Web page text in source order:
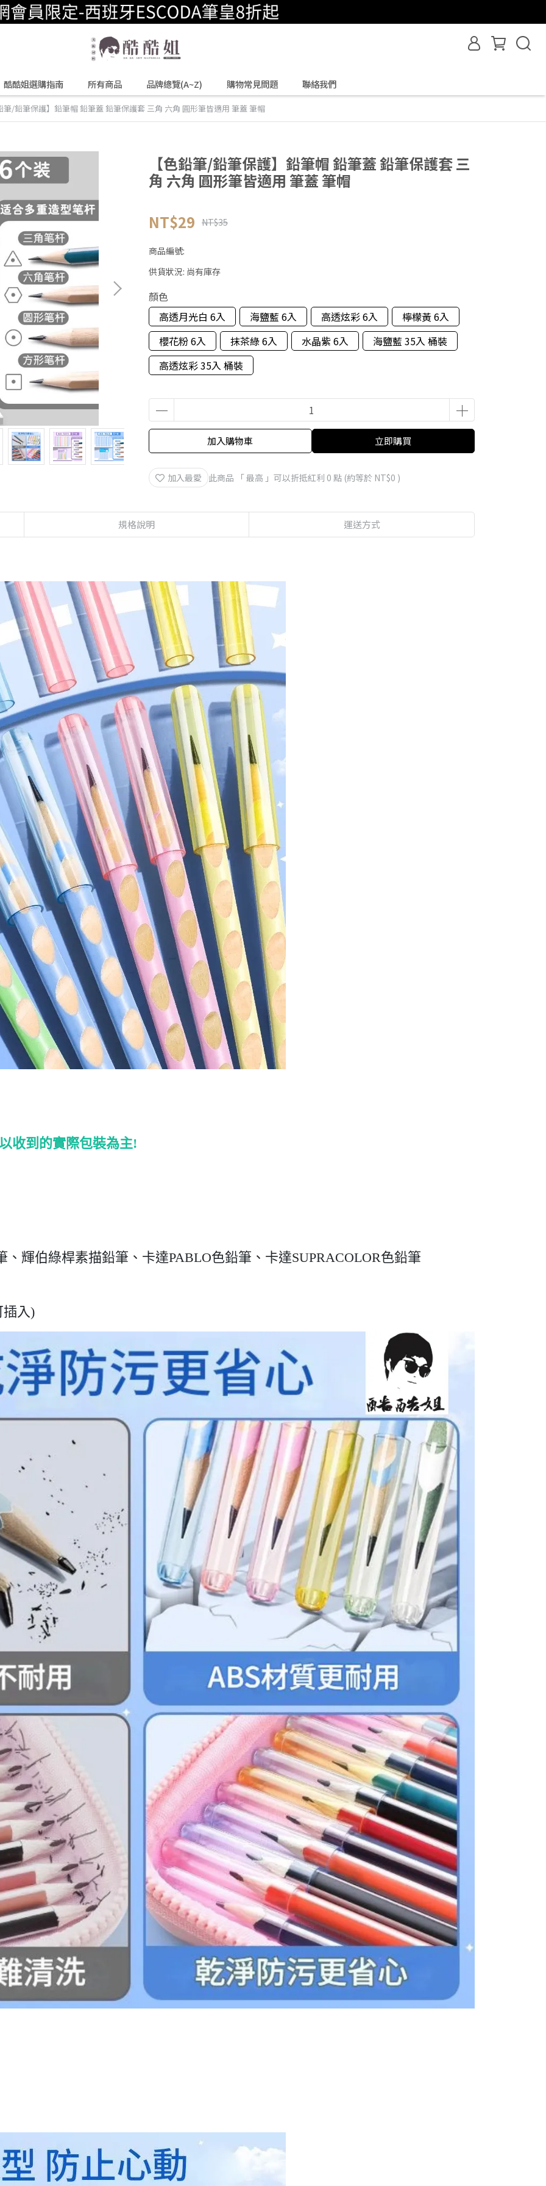
酷酷姐選購指南 所有商品 品牌總覽(A~Z) 購物常見問題 聯絡我們
筆/鉛筆保護】鉛筆帽 鉛筆蓋 鉛筆保護套 三角 六角 圓形筆皆適用 筆蓋 筆帽
【色鉛筆/鉛筆保護】鉛筆帽 鉛筆蓋 鉛筆保護套 三
角 六角 圓形筆皆適用 筆蓋 筆帽
NT$29 NT$35
商品編號:
供貨狀況: 尚有庫存
顏色
高透月光白 6入
海鹽藍 6入 高透炫彩 6入
檸檬黃 6入
櫻花粉 6入
抹茶綠 6入 水晶紫 6入
海鹽藍 35入 桶裝
高透炫彩 35入 桶裝
加入購物車 立即購買
加入最愛 此商品 「 最高 」可以折抵紅利 0 點 (約等於 NT$0 )
規格說明 運送方式
收到的實際包裝為主!
輝伯綠桿素描鉛筆、卡達PABLO色鉛筆、卡達SUPRACOLOR色鉛筆
插入)